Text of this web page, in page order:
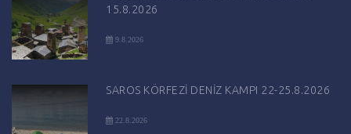
15.8.2026
9.8.2026
SAROS KÖRFEZİ DENİZ KAMPI 22-25.8.2026
22.8.2026